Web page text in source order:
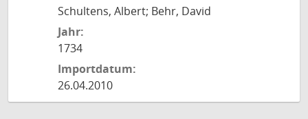
Schultens, Albert; Behr, David
Jahr:
1734
Importdatum:
26.04.2010